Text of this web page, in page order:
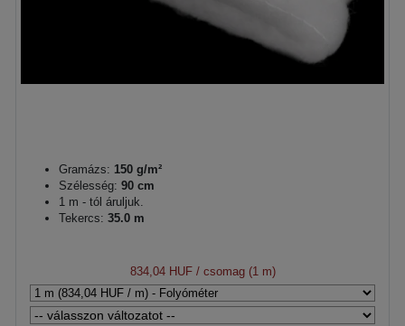
Gramázs: 150 g/m²
Szélesség: 90 cm
1 m - tól áruljuk.
Tekercs: 35.0 m
834,04 HUF/ csomag (1 m)